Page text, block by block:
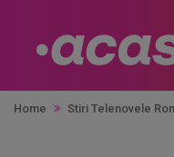
Home Stiri Telenovele